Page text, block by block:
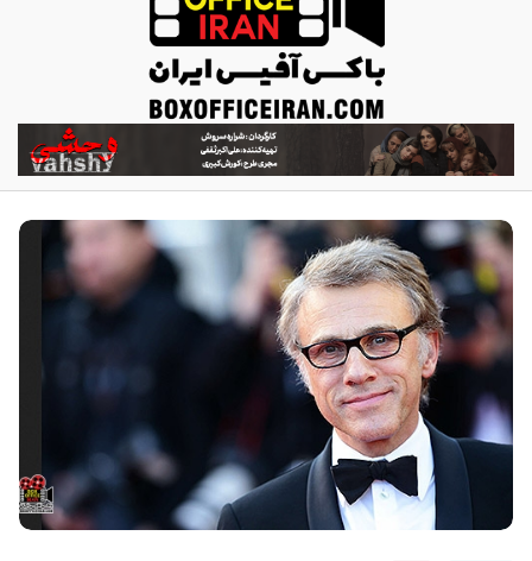
ب
ا
ک
س
آ
ف
س
ا
ی
ر
ا
ن